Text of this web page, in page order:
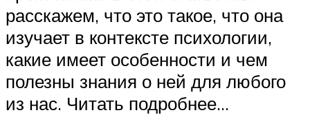
расскажем, что это такое, что она
изучает в контексте психологии,
какие имеет особенности и чем
полезны знания о ней для любого
из нас. Читать подробнее…